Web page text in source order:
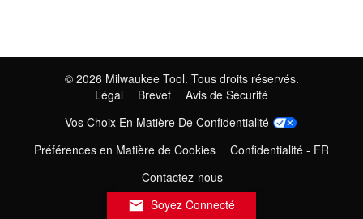
Soyez Connecté
© 2026 Milwaukee Tool. Tous droits réservés.
Légal
Brevet
Avis de Sécurité
Vos Choix En Matière De Confidentialité
Préférences en Matière de Cookies
Confidentialité - FR
Contactez-nous